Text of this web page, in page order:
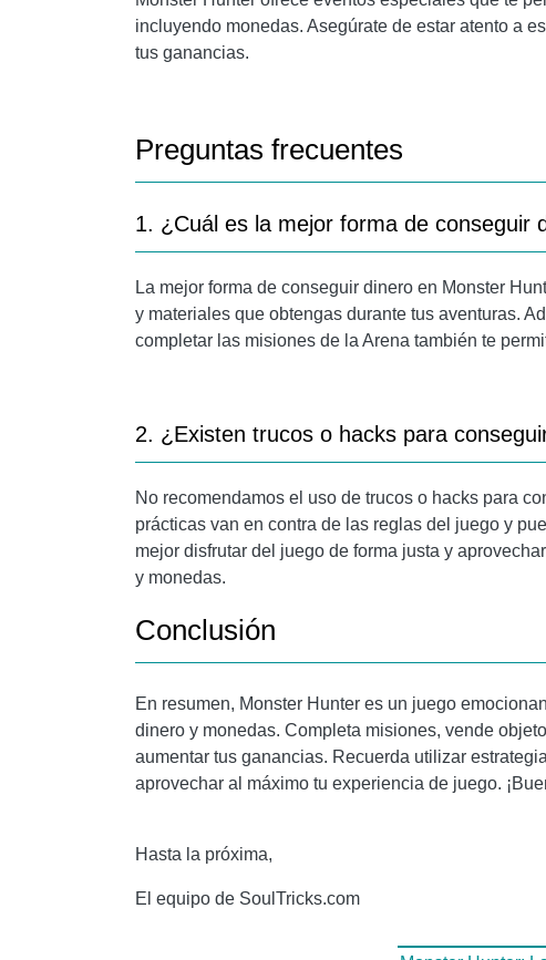
incluyendo monedas. Asegúrate de estar atento a
tus ganancias.
Preguntas frecuentes
1. ¿Cuál es la mejor forma de conseguir
La mejor forma de conseguir dinero en Monster
y materiales que obtengas durante tus aventuras.
completar las misiones de la Arena también te
2. ¿Existen trucos o hacks para
No recomendamos el uso de trucos o hacks para
prácticas van en contra de las reglas del juego y
mejor disfrutar del juego de forma justa y
y monedas.
Conclusión
En resumen, Monster Hunter es un juego
dinero y monedas. Completa misiones, vende
aumentar tus ganancias. Recuerda utilizar
aprovechar al máximo tu experiencia de juego.
Hasta la próxima,
El equipo de SoulTricks.com